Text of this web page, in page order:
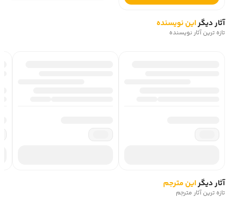
آثار دیگراین نویسنده
تازه ترین آثار نویسنده
آثار دیگراین مترجم
تازه ترین آثار مترجم